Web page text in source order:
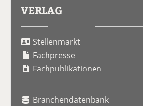
VERLAG
Stellenmarkt
Fachpresse
Fachpublikationen
Branchendatenbank